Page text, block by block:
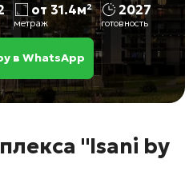
от 31.4м²
метраж
2027
готовность
в WhatsApp
"Isani by